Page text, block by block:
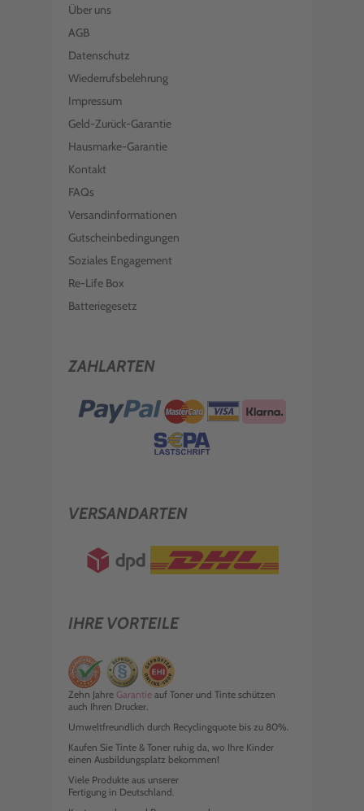
Über uns
AGB
Datenschutz
Wiederrufsbelehrung
Impressum
Geld-Zurück-Garantie
Hausmarke-Garantie
Kontakt
FAQs
Versandinformationen
Gutscheinbedingungen
Soziales Engagement
Re-Life Box
Batteriegesetz
ZAHLARTEN
VERSANDARTEN
IHRE VORTEILE
Zehn Jahre Garantie auf Toner und Tinte schützen
auch Ihren Drucker.
Umweltfreundlich durch Recyclingquote bis zu 80%.
Kaufen Sie Tinte & Toner ruhig da, wo Ihre Kinder
einen Ausbildungsplatz bekommen!
Viele Produkte aus unserer
Fertigung in Deutschland.